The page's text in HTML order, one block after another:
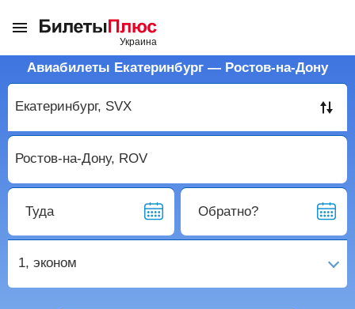
Авиабилеты Екатеринбург — Ростов-на-Дону
Туда Обратно?
1, эконом